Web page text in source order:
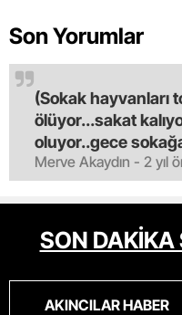
Son Yorumlar
Merve Akaydın - 2 yıl
(Sokak hayvanları
ölüyor...sakat
oluyor..gece
saciyorlar.araba ve
gldemiyoruz.artik
alan tipler
masum algısı
cinsini bile
oldu.korkuyoruz.
SON DAKİKA
AKINCILAR HABER